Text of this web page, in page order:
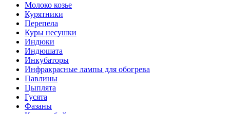
Молоко козье
Курятники
Перепела
Куры несушки
Индюки
Индюшата
Инкубаторы
Инфракрасные лампы для обогрева
Павлины
Цыплята
Гусята
Фазаны